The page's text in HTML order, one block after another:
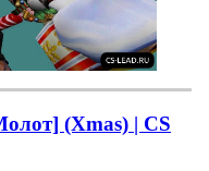
(Xmas) | CS